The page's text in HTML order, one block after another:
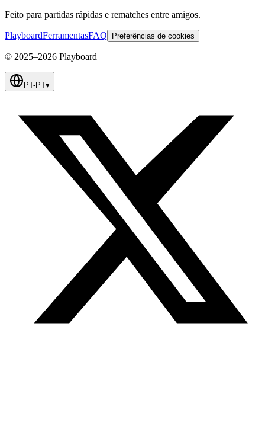
Feito para partidas rápidas e rematches entre amigos.
PlayboardFerramentasFAQ Preferências de cookies
© 2025–2026 Playboard
PT-PT▾